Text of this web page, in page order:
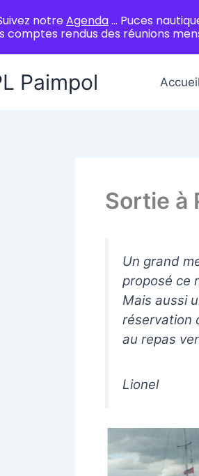
Paimpol Accueil
Sortie à
Un grand
proposé ce
Mais aussi
réservation
au repas
Lionel
notreAgenda... Puces
comptes rendus des réunions